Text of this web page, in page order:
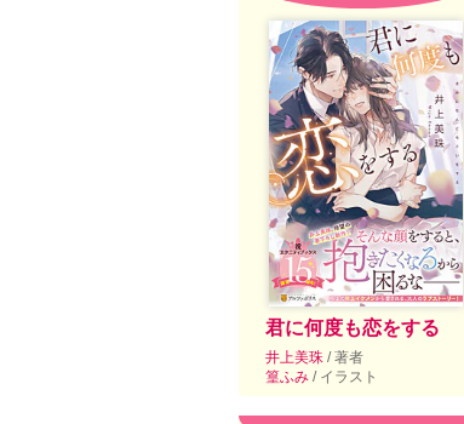
君に何度も恋をする
井上美珠 / 著者
篁ふみ / イラスト